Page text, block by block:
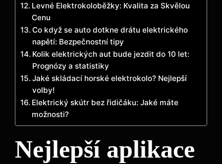
Levné Elektrokoloběžky: Kvalita za Skvělou
Cenu
Co když se auto dotkne drátu elektrického
napětí: Bezpečnostní tipy
Kolik elektrických aut bude jezdit do 10 let:
Prognózy a statistiky
Jaké skládací horské elektrokolo? Nejlepší
volby!
Elektrický skútr bez řidičáku: Jaké máte
možnosti?
Nejlepší aplikace